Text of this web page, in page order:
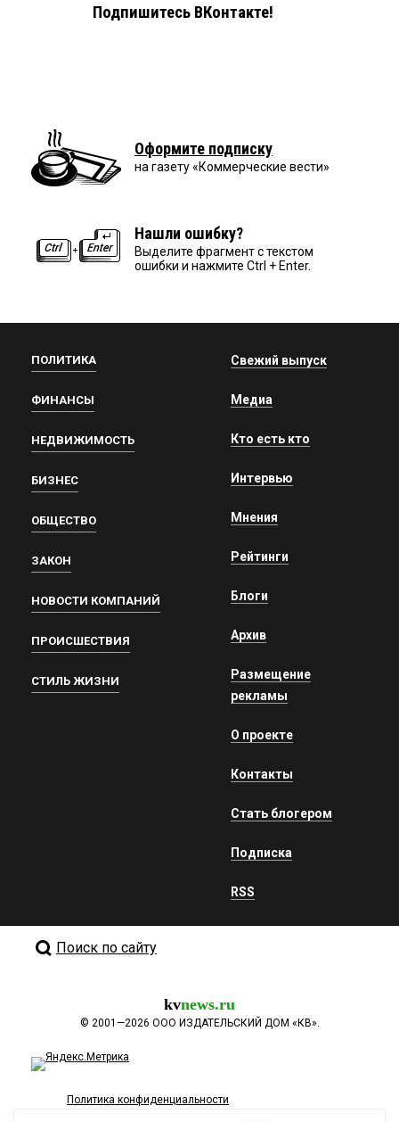
Подпишитесь ВКонтакте!
Оформите подписку
на газету «Коммерческие вести»
Нашли ошибку?
Выделите фрагмент с текстом
ошибки и нажмите Ctrl + Enter.
ПОЛИТИКА
ФИНАНСЫ
НЕДВИЖИМОСТЬ
БИЗНЕС
ОБЩЕСТВО
ЗАКОН
НОВОСТИ КОМПАНИЙ
ПРОИСШЕСТВИЯ
СТИЛЬ ЖИЗНИ
Свежий выпуск
Медиа
Кто есть кто
Интервью
Мнения
Рейтинги
Блоги
Архив
Размещение
рекламы
О проекте
Контакты
Стать блогером
Подписка
RSS
Поиск по сайту
kvnews.ru
© 2001—2026 ООО ИЗДАТЕЛЬСКИЙ ДОМ «КВ».
Политика конфиденциальности